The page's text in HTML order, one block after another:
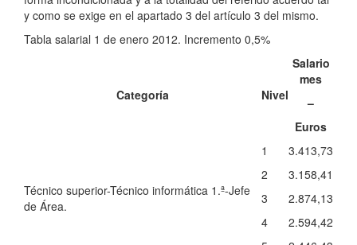
y como se exige en el apartado 3 del artículo 3 del mismo.
Tabla salarial 1 de enero 2012. Incremento 0,5%
Categoría Nivel
Salario
mes
–
Euros
Técnico superior-Técnico informática 1.ª-Jefe
de Área.
1
3.413,73
2
3.158,41
3
2.874,13
4
2.594,42